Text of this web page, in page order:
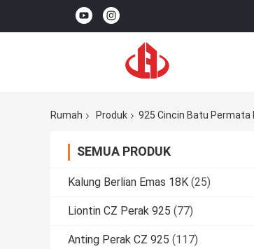
Rumah Produk 925 Cincin Batu Permata
SEMUA PRODUK
Kalung Berlian Emas 18K (25)
Liontin CZ Perak 925 (77)
Anting Perak CZ 925 (117)